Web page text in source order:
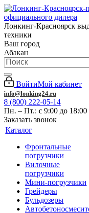
Лонкинг-Красноярск
техники
Ваш город
Абакан
ВойтиМой кабинет
info@lonking24.ru
8 (800) 222-05-14
Пн. – Пт.: с 9:00 до 18:00
Заказать звонок
Каталог
Фронтальные
погрузчики
Вилочные
погрузчики
Мини-погрузчики
Грейдеры
Бульдозеры